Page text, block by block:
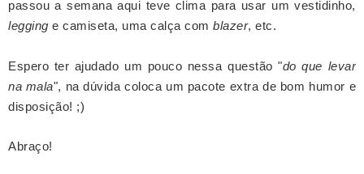
passou a semana aqui teve clima para usar um vestidinho,
legging e camiseta, uma calça com blazer, etc.
Espero ter ajudado um pouco nessa questão "do que levar
na mala", na dúvida coloca um pacote extra de bom humor e
disposição! ;)
Abraço!